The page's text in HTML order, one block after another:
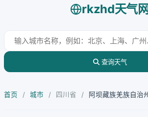
rkzhd天气网
查询天气
首页 / 城市 / 四川省 / 阿坝藏族羌族自治